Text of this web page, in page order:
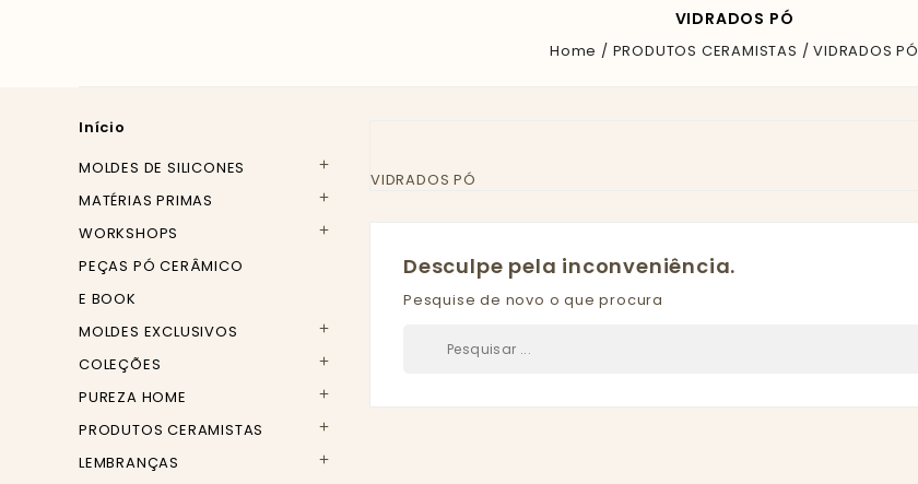
VIDRADOS PÓ
Home PRODUTOS CERAMISTAS VIDRADOS PÓ
Início
MOLDES DE SILICONES

MATÉRIAS PRIMAS 
WORKSHOPS 
PEÇAS PÓ CERÂMICO
E BOOK
MOLDES EXCLUSIVOS

COLEÇÕES 
PUREZA HOME 
PRODUTOS CERAMISTAS 
LEMBRANÇAS 
VIDRADOS PÓ
Desculpe pela inconveniência.
Pesquise de novo o que procura